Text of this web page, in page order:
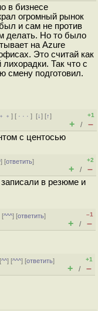
в бизнесе
огромный рынок
и сам не против
делать. Но то было
на Azure
Это считай как
лихорадки. Так что с
смену подготовил.
] [ · · ·][↓] [↑]
+1
+ / –
с центосью
] [ответить]
+2
+ / –
в резюме и
[^^^] [ответить]
–1
+ / –
^^] [^^^] [ответить]
+1
+ / –